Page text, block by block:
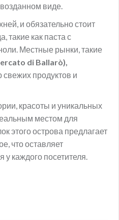
виде.
и обязательно стоит
такие как паста с
Местные рынки, такие
di Ballarò),
продуктов и
красоты и уникальных
местом для
этого острова предлагает
что оставляет
каждого посетителя.